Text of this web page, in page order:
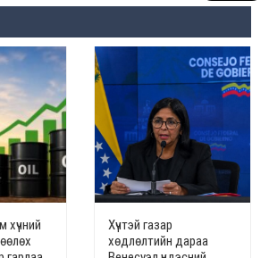
хүчний
Хүчтэй газар
хөдлөлтийн дараа